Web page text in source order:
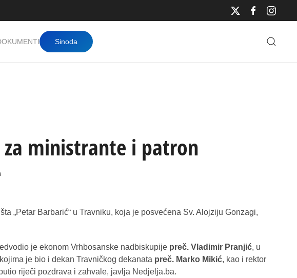
Sinoda
ministrante i patron
„Petar Barbarić“ u Travniku, koja je posvećena Sv. Alojziju Gonzagi,
je ekonom Vrhbosanske nadbiskupije preč. Vladimir Pranjić, u
je bio i dekan Travničkog dekanata preč. Marko Mikić, kao i rektor
riječi pozdrava i zahvale, javlja Nedjelja.ba.